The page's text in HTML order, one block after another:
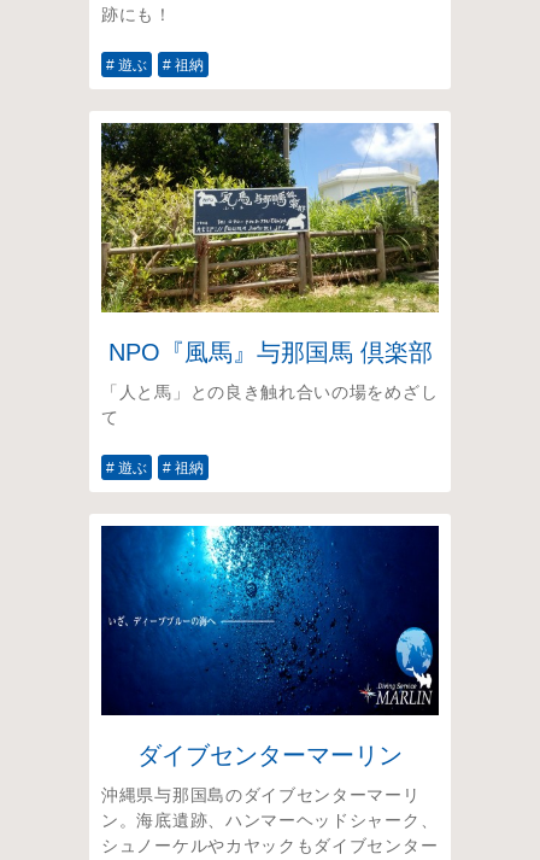
跡にも！
# 遊ぶ # 祖納
NPO『風馬』与那国馬 倶楽部
「人と馬」との良き触れ合いの場をめざし
て
# 遊ぶ # 祖納
ダイブセンターマーリン
沖縄県与那国島のダイブセンターマーリ
ン。海底遺跡、ハンマーヘッドシャーク、
シュノーケルやカヤックもダイブセンター